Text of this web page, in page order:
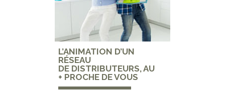
L’ANIMATION D’UN
RÉSEAU
DE DISTRIBUTEURS, AU
+ PROCHE DE VOUS